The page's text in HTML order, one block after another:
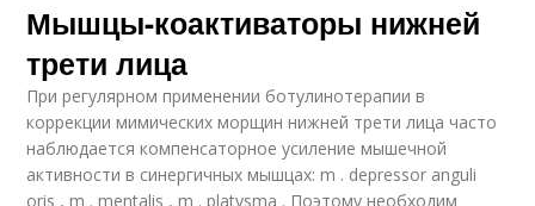
Мышцы-коактиваторы нижней
трети лица
При регулярном применении ботулинотерапии в
коррекции мимических морщин нижней трети лица часто
наблюдается компенсаторное усиление мышечной
активности в синергичных мышцах: m . depressor anguli
oris , m . mentalis , m . platysma . Поэтому необходим